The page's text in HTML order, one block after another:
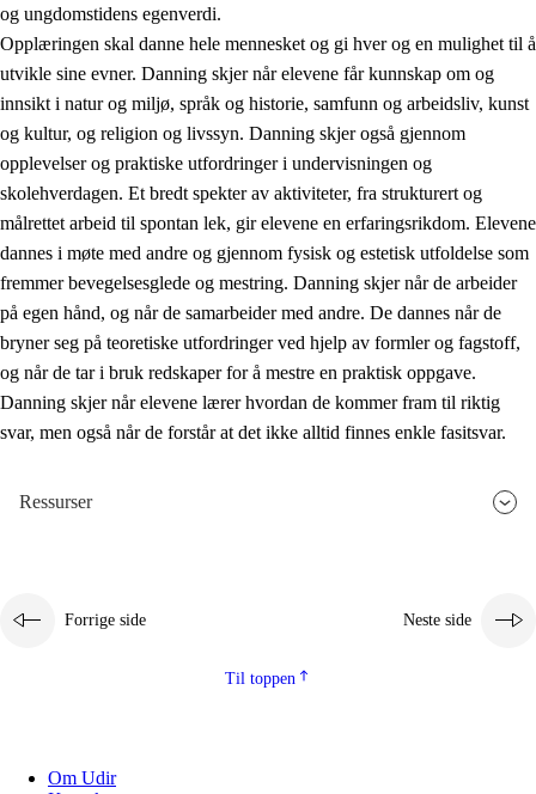
2.2 Kompetanse i fagene
2.3 Grunnleggende ferdigheter
2.4 Å lære å lære
Tverrfaglige temaer
og ungdomstidens egenverdi.
Opplæringen skal danne hele mennesket og gi hver og en mulighet til å
utvikle sine evner. Danning skjer når elevene får kunnskap om og
innsikt i natur og miljø, språk og historie, samfunn og arbeidsliv, kunst
og kultur, og religion og livssyn. Danning skjer også gjennom
opplevelser og praktiske utfordringer i undervisningen og
skolehverdagen. Et bredt spekter av aktiviteter, fra strukturert og
målrettet arbeid til spontan lek, gir elevene en erfaringsrikdom. Elevene
dannes i møte med andre og gjennom fysisk og estetisk utfoldelse som
fremmer bevegelsesglede og mestring. Danning skjer når de arbeider
på egen hånd, og når de samarbeider med andre. De dannes når de
bryner seg på teoretiske utfordringer ved hjelp av formler og fagstoff,
og når de tar i bruk redskaper for å mestre en praktisk oppgave.
Danning skjer når elevene lærer hvordan de kommer fram til riktig
svar, men også når de forstår at det ikke alltid finnes enkle fasitsvar.
Ressurser
Forrige side Neste side
Til toppen
Om Udir